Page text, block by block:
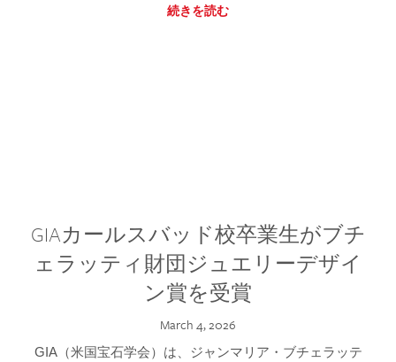
続きを読む
GIAカールスバッド校卒業生がブチ
ェラッティ財団ジュエリーデザイ
ン賞を受賞
March 4, 2026
GIA（米国宝石学会）は、ジャンマリア・ブチェラッテ